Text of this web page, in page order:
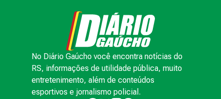
No Diário Gaúcho você encontra notícias do
RS, informações de utilidade pública, muito
entretenimento, além de conteúdos
esportivos e jornalismo policial.